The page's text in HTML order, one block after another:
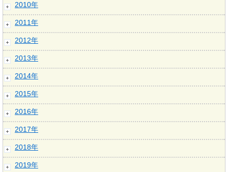
2010年
2011年
2012年
2013年
2014年
2015年
2016年
2017年
2018年
2019年